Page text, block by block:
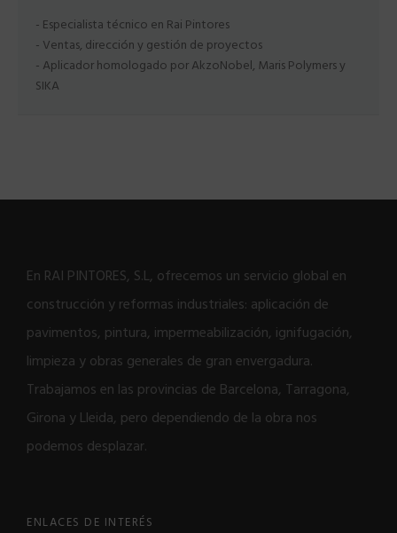
- Especialista técnico en Rai Pintores
- Ventas, dirección y gestión de proyectos
- Aplicador homologado por AkzoNobel, Maris Polymers y
SIKA
En RAI PINTORES, S.L, ofrecemos un servicio global en
construcción y reformas industriales: aplicación de
pavimentos, pintura, impermeabilización, ignifugación,
limpieza y obras generales de gran envergadura.
Trabajamos en las provincias de Barcelona, Tarragona,
Girona y Lleida, pero dependiendo de la obra nos
podemos desplazar.
ENLACES DE INTERÉS